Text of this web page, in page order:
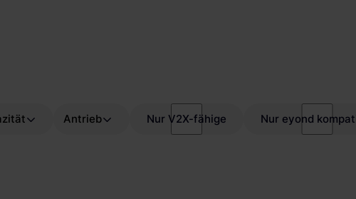
Antrieb Nur V2X-fähige Nur eyond